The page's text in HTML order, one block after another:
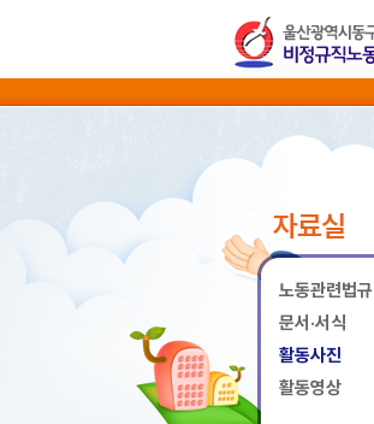
자료실
노동관련법규
문서·서식
활동사진
활동영상